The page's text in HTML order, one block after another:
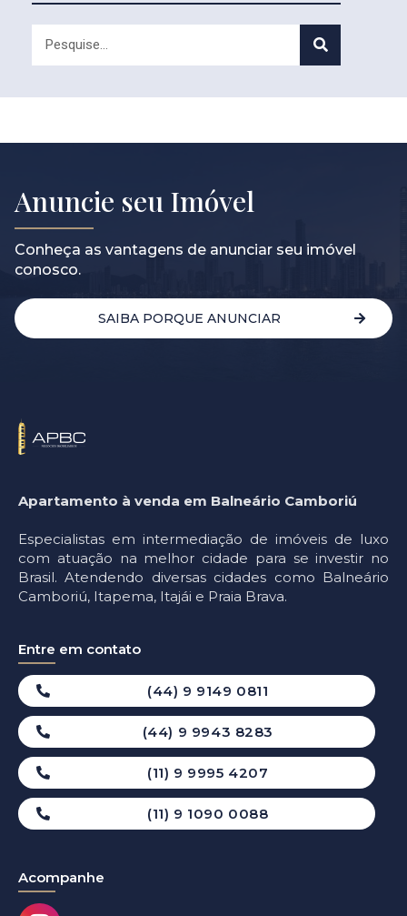
Anuncie seu Imóvel
Conheça as vantagens de anunciar seu imóvel
conosco.
SAIBA PORQUE ANUNCIAR
Apartamento à venda em Balneário Camboriú
Especialistas em intermediação de imóveis de luxo
com atuação na melhor cidade para se investir no
Brasil. Atendendo diversas cidades como Balneário
Camboriú, Itapema, Itajái e Praia Brava.
Entre em contato
(44) 9 9149 0811
(44) 9 9943 8283
(11) 9 9995 4207
(11) 9 1090 0088
Acompanhe